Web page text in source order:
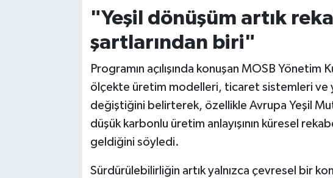
"Yeşil dönüşüm artık
şartlarından biri"
Programın açılışında konuşan MOSB Yönetim
ölçekte üretim modelleri, ticaret sistemleri ve
değiştiğini belirterek, özellikle Avrupa Yeşil
düşük karbonlu üretim anlayışının küresel
geldiğini söyledi.
Sürdürülebilirliğin artık yalnızca çevresel bir